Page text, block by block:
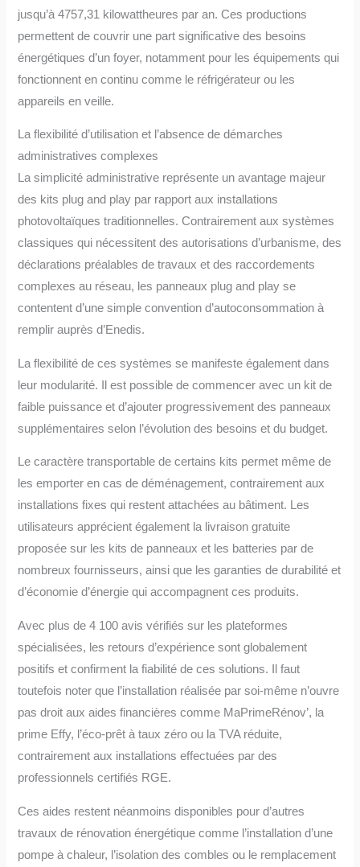
jusqu’à 4757,31 kilowattheures par an. Ces productions
permettent de couvrir une part significative des besoins
énergétiques d’un foyer, notamment pour les équipements qui
fonctionnent en continu comme le réfrigérateur ou les
appareils en veille.
La flexibilité d’utilisation et l’absence de démarches
administratives complexes
La simplicité administrative représente un avantage majeur
des kits plug and play par rapport aux installations
photovoltaïques traditionnelles. Contrairement aux systèmes
classiques qui nécessitent des autorisations d’urbanisme, des
déclarations préalables de travaux et des raccordements
complexes au réseau, les panneaux plug and play se
contentent d’une simple convention d’autoconsommation à
remplir auprès d’Enedis.
La flexibilité de ces systèmes se manifeste également dans
leur modularité. Il est possible de commencer avec un kit de
faible puissance et d’ajouter progressivement des panneaux
supplémentaires selon l’évolution des besoins et du budget.
Le caractère transportable de certains kits permet même de
les emporter en cas de déménagement, contrairement aux
installations fixes qui restent attachées au bâtiment. Les
utilisateurs apprécient également la livraison gratuite
proposée sur les kits de panneaux et les batteries par de
nombreux fournisseurs, ainsi que les garanties de durabilité et
d’économie d’énergie qui accompagnent ces produits.
Avec plus de 4 100 avis vérifiés sur les plateformes
spécialisées, les retours d’expérience sont globalement
positifs et confirment la fiabilité de ces solutions. Il faut
toutefois noter que l’installation réalisée par soi-même n’ouvre
pas droit aux aides financières comme MaPrimeRénov’, la
prime Effy, l’éco-prêt à taux zéro ou la TVA réduite,
contrairement aux installations effectuées par des
professionnels certifiés RGE.
Ces aides restent néanmoins disponibles pour d’autres
travaux de rénovation énergétique comme l’installation d’une
pompe à chaleur, l’isolation des combles ou le remplacement